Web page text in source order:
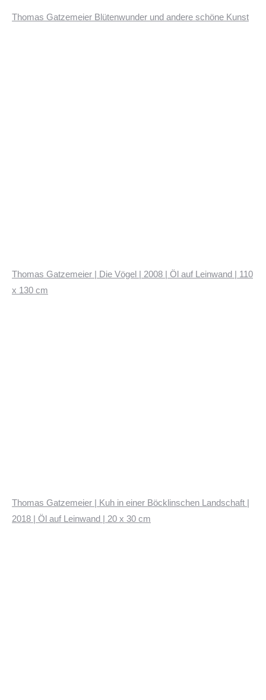
Thomas Gatzemeier Blütenwunder und andere schöne Kunst
Thomas Gatzemeier | Die Vögel | 2008 | Öl auf Leinwand | 110
x 130 cm
Thomas Gatzemeier | Kuh in einer Böcklinschen Landschaft |
2018 | Öl auf Leinwand | 20 x 30 cm